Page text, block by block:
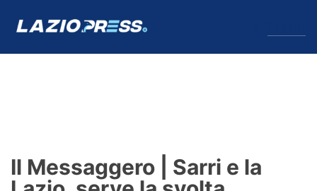
Formello
Il Messaggero | Sarri e la